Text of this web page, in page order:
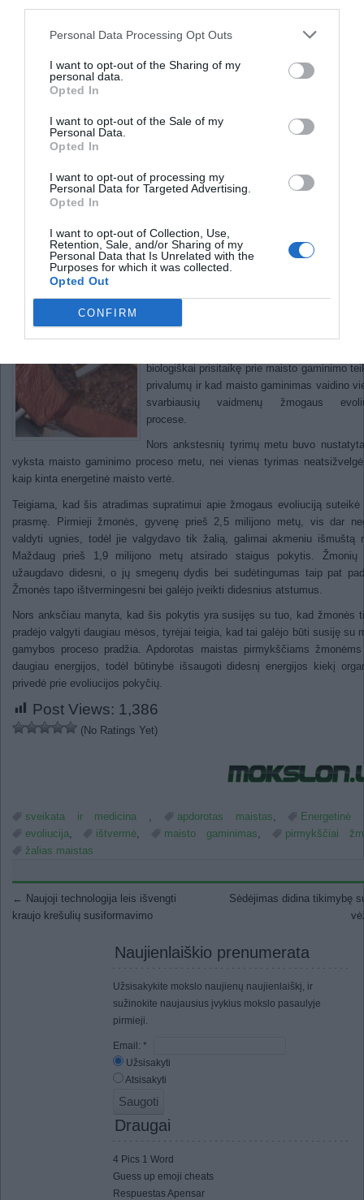
Personal Data Processing Opt Outs
I want to opt-out of the Sharing of my
personal data.
Opted In
I want to opt-out of the Sale of my
Personal Data.
Opted In
I want to opt-out of processing my
Personal Data for Targeted Advertising.
Opted In
I want to opt-out of Collection, Use,
Retention, Sale, and/or Sharing of my
Personal Data that Is Unrelated with the
Purposes for which it was collected.
Opted Out
CONFIRM
televizijos plėtra Lietuvoje
New Yorke baigiamas statyti
Pristatyta nauja „Microsoft Office“
Kauno kolegijoje - robotų kovos
Atomų hologramos, kurias kuria patys
elektronai
Maisto gaminimo metu didėja
kaloringumas
biologiškai prisitaikę prie maisto gaminimo
privalumų ir kad maisto gaminimas vaidino
svarbiausių vaidmenų žmogaus
procese.
Nors ankstesnių tyrimų metu buvo
vyksta maisto gaminimo proceso metu, nei vienas tyrimas
kaip kinta energetinė maisto vertė.
Teigiama, kad šis atradimas supratimui apie žmogaus evoliuciją suteikė
prasmę. Pirmieji žmonės, gyvenę prieš 2,5 milijono metų, vis dar
valdyti ugnies, todėl jie valgydavo tik žalią, galimai akmeniu išmuštą
Maždaug prieš 1,9 milijono metų atsirado staigus pokytis. Žmonių
užaugdavo didesni, o jų smegenų dydis bei sudėtingumas taip pat
Žmonės tapo ištvermingesni bei galėjo įveikti didesnius atstumus.
Nors anksčiau manyta, kad šis pokytis yra susijęs su tuo, kad žmonės
pradėjo valgyti daugiau mėsos, tyrėjai teigia, kad tai galėjo būti susiję su
gamybos proceso pradžia. Apdorotas maistas pirmykščiams
daugiau energijos, todėl būtinybė išsaugoti didesnį energijos kiekį
privedė prie evoliucijos pokyčių.
Post Views: 1,386
(No Ratings Yet)
sveikata ir medicina , apdorotas maistas,
Energetinė
evoliucija, ištvermė, maisto gaminimas,
pirmykščiai
žalias maistas
Post navigation
← Naujoji technologija leis išvengti
kraujo krešulių susiformavimo
Sėdėjimas didina tikimybę
Naujienlaiškio prenumerata
Užsisakykite mokslo naujienų naujienlaiškį, ir
sužinokite naujausius įvykius mokslo pasaulyje
pirmieji.
Email: *
Užsisakyti
Atsisakyti
Draugai
4 Pics 1 Word
Guess up emoji cheats
Respuestas Apensar